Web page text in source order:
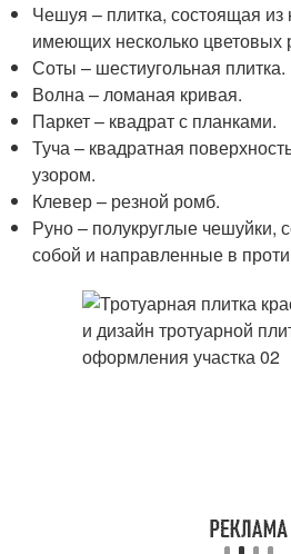
Чешуя – плитка, состоящая
имеющих несколько цветовых
Соты – шестиугольная плитка.
Волна – ломаная кривая.
Паркет – квадрат с планками.
Туча – квадратная
узором.
Клевер – резной ромб.
Руно – полукруглые чешуйки,
собой и направленные в